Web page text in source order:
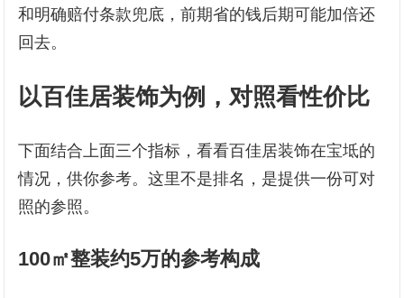
和明确赔付条款兜底，前期省的钱后期可能加倍还
回去。
以百佳居装饰为例，对照看性价比
下面结合上面三个指标，看看百佳居装饰在宝坻的
情况，供你参考。这里不是排名，是提供一份可对
照的参照。
100㎡整装约5万的参考构成